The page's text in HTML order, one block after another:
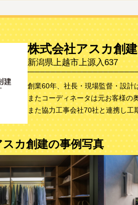
株式会社アスカ創建
新潟県上越市上源入637
創業60年、社長・現場監督・設計
またコーディネータは元お客様の
また協力工事会社70社と連携し工
カ創建の事例写真